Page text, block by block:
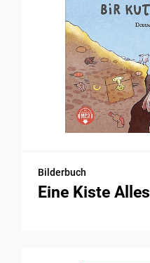
Bilderbuch
Eine Kiste Alles